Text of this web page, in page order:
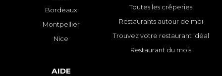
Bordeaux
Montpellier
Nice
Toutes les crêperies
Restaurants autour de moi
Trouvez votre restaurant idéal
Restaurant du mois
AIDE